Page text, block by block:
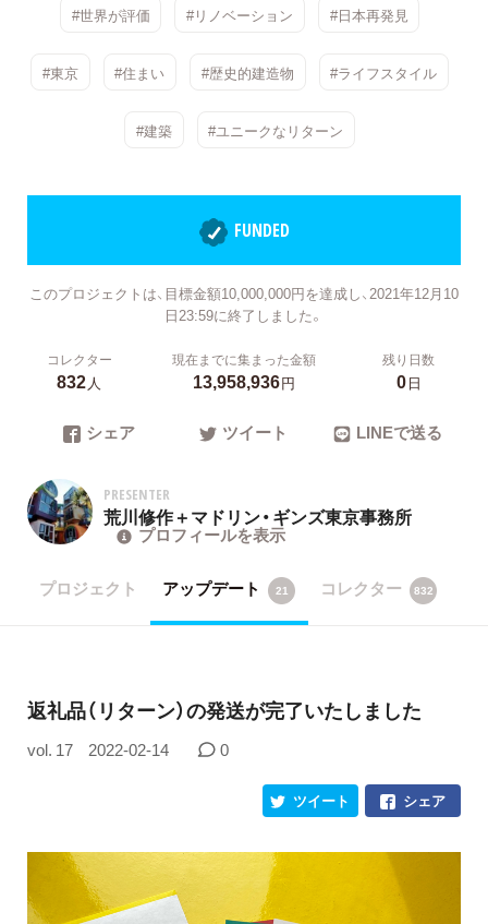
#世界が評価 #リノベーション #日本再発見
#東京 #住まい #歴史的建造物 #ライフスタイル
#建築 #ユニークなリターン
FUNDED
このプロジェクトは、目標金額10,000,000円を達成し、2021年12月10
日23:59に終了しました。
コレクター
832人
現在までに集まった金額
13,958,936円
残り日数
0日
シェア ツイート LINEで送る
PRESENTER
荒川修作＋マドリン・ギンズ東京事務所
プロフィールを表示
プロジェクト アップデート 21 コレクター 832
返礼品（リターン）の発送が完了いたしました
vol. 17 2022-02-14 0
シェア
ツイート